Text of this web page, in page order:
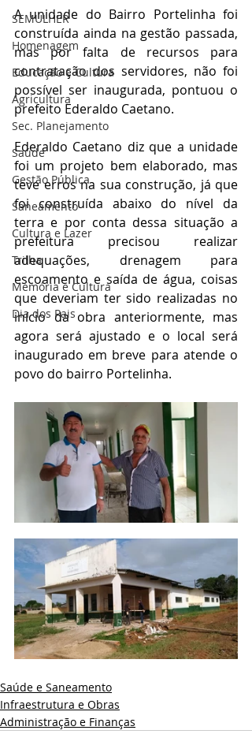
SEMULHER
Homenagem
Educação e Cultura
Agricultura
Sec. Planejamento
Saúde
Gestão Pública
Saneamento
Cultura e Lazer
Trilha
Memória e Cultura
Dia dos Pais
A unidade do Bairro Portelinha foi
construída ainda na gestão passada,
mas por falta de recursos para
contratação dos servidores, não foi
possível ser inaugurada, pontuou o
prefeito Ederaldo Caetano.
Ederaldo Caetano diz que a unidade
foi um projeto bem elaborado, mas
teve erros na sua construção, já que
foi construída abaixo do nível da
terra e por conta dessa situação a
prefeitura precisou realizar
adequações, drenagem para
escoamento e saída de água, coisas
que deveriam ter sido realizadas no
início da obra anteriormente, mas
agora será ajustado e o local será
inaugurado em breve para atende o
povo do bairro Portelinha.
Saúde e Saneamento
Infraestrutura e Obras
Administração e Finanças